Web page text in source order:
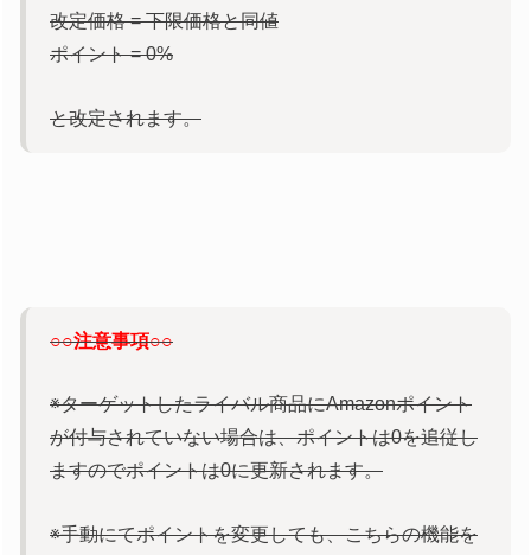
改定価格 = 下限価格と同値
ポイント = 0%
と改定されます。
○○注意事項○○
※ターゲットしたライバル商品にAmazonポイント
が付与されていない場合は、ポイントは0を追従し
ますのでポイントは0に更新されます。
※手動にてポイントを変更しても、こちらの機能を